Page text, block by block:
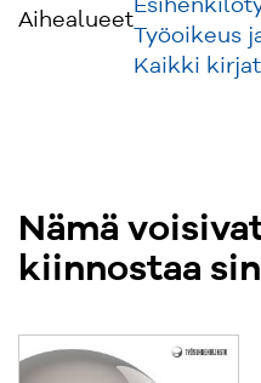
Aihealueet
Työoikeus
Kaikki kirjat
Nämä
kiinnostaa